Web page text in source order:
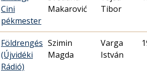
Cini
pékmester
Makarović
Tibor
Földrengés
(Újvidéki
Rádió)
Szimin
Magda
Varga
István